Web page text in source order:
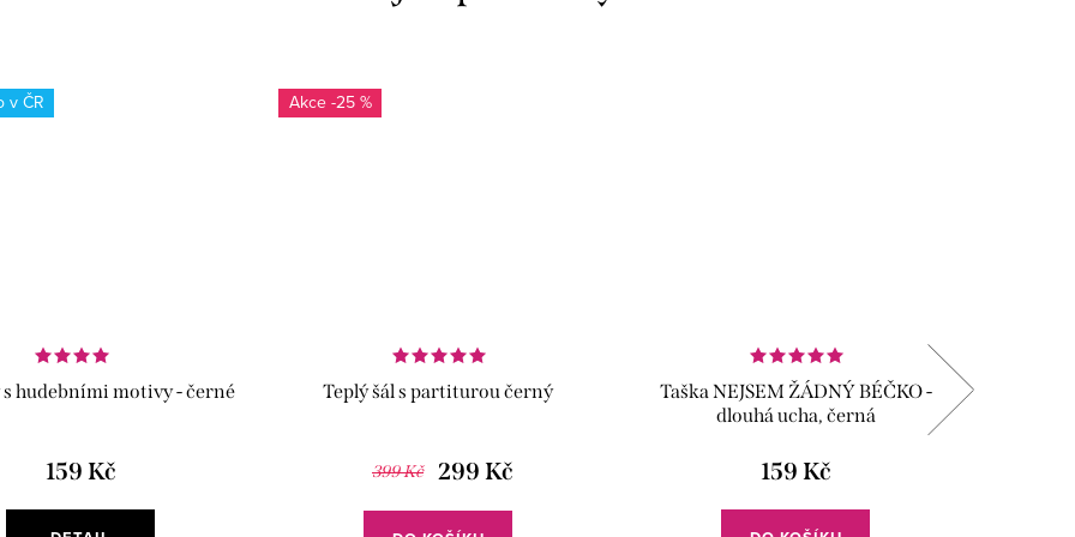
v ČR
hudebními motivy - černé
159 Kč
-25 %
Teplý šál s partiturou černý
399 Kč 299 Kč
Taška NEJSEM ŽÁDNÝ BÉČKO -
dlouhá ucha, černá
159 Kč